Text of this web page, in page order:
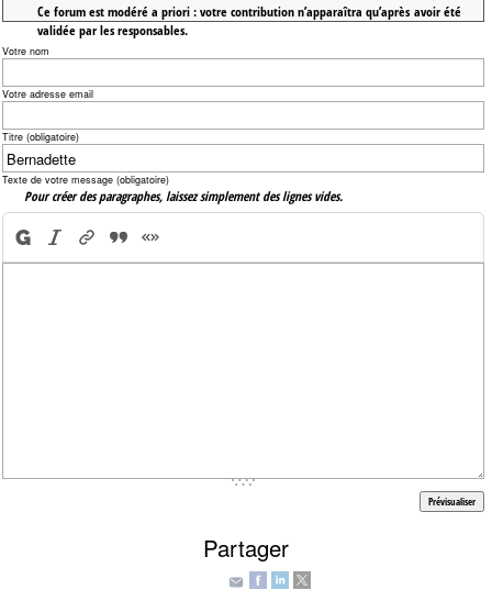
Ce forum est modéré a priori : votre contribution n’apparaîtra qu’après avoir été
validée par les responsables.
Votre nom
Votre adresse email
Titre (obligatoire)
Texte de votre message (obligatoire)
Pour créer des paragraphes, laissez simplement des lignes vides.
Partager